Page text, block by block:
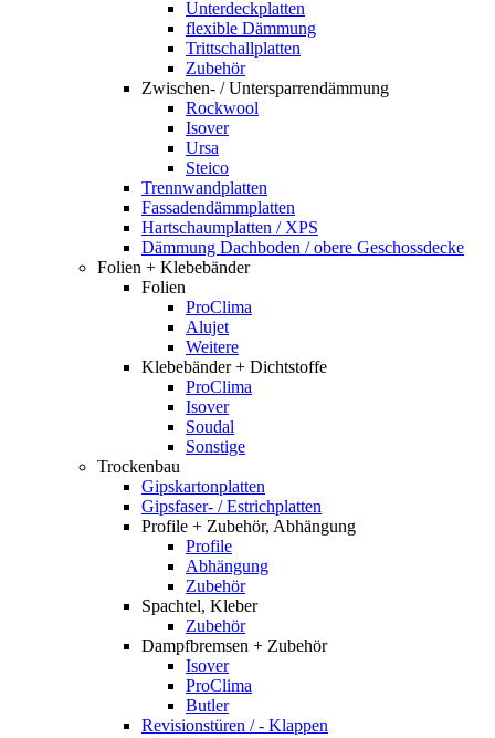
Unterdeckplatten
flexible Dämmung
Trittschallplatten
Zubehör
Zwischen- / Untersparrendämmung
Rockwool
Isover
Ursa
Steico
Trennwandplatten
Fassadendämmplatten
Hartschaumplatten / XPS
Dämmung Dachboden / obere Geschossdecke
Folien + Klebebänder
Folien
ProClima
Alujet
Weitere
Klebebänder + Dichtstoffe
ProClima
Isover
Soudal
Sonstige
Trockenbau
Gipskartonplatten
Gipsfaser- / Estrichplatten
Profile + Zubehör, Abhängung
Profile
Abhängung
Zubehör
Spachtel, Kleber
Zubehör
Dampfbremsen + Zubehör
Isover
ProClima
Butler
Revisionstüren / - Klappen